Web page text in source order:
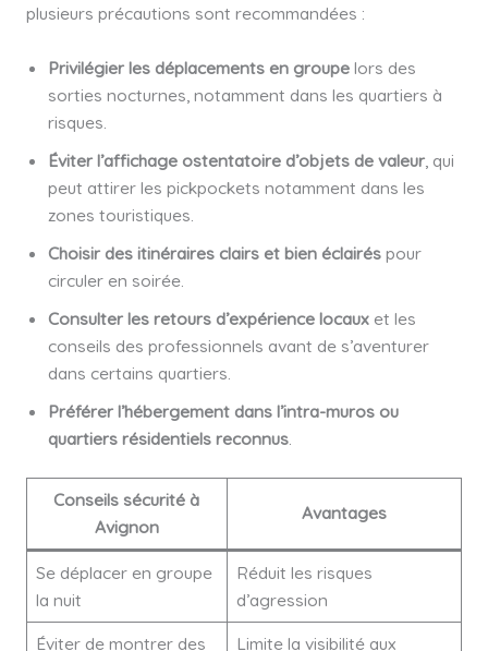
plusieurs précautions sont recommandées :
Privilégier les déplacements en groupelors des
sorties nocturnes, notamment dans les quartiers à
risques.
Éviter l’affichage ostentatoire d’objets de valeur, qui
peut attirer les pickpockets notamment dans les
zones touristiques.
Choisir des itinéraires clairs et bien éclairéspour
circuler en soirée.
Consulter les retours d’expérience locauxet les
conseils des professionnels avant de s’aventurer
dans certains quartiers.
Préférer l’hébergement dans l’intra-muros ou
quartiers résidentiels reconnus.
Conseils sécurité à
Avignon
Avantages
Se déplacer en groupe
la nuit
Réduit les risques
d’agression
Éviter de montrer des
Limite la visibilité aux